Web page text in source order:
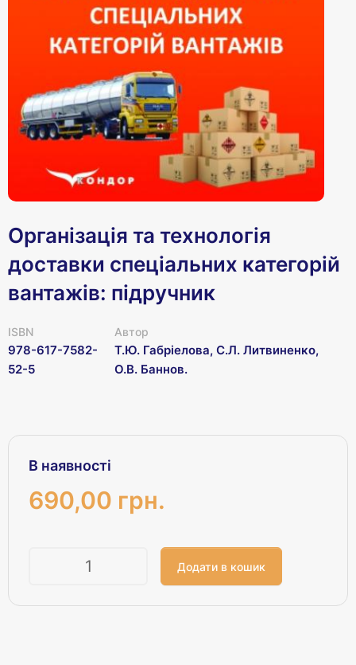
Організація та технологія
доставки спеціальних категорій
вантажів: підручник
ISBN
978-617-7582-
52-5
Автор
Т.Ю. Габріелова, С.Л. Литвиненко,
О.В. Баннов.
В наявності
690,00 грн.